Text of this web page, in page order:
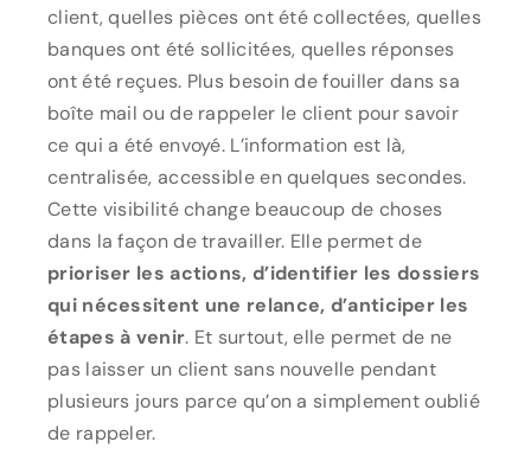
client, quelles pièces ont été collectées, quelles
banques ont été sollicitées, quelles réponses
ont été reçues. Plus besoin de fouiller dans sa
boîte mail ou de rappeler le client pour savoir
ce qui a été envoyé. L’information est là,
centralisée, accessible en quelques secondes.
Cette visibilité change beaucoup de choses
dans la façon de travailler. Elle permet de
prioriser les actions, d’identifier les dossiers
qui nécessitent une relance, d’anticiper les
étapes à venir. Et surtout, elle permet de ne
pas laisser un client sans nouvelle pendant
plusieurs jours parce qu’on a simplement oublié
de rappeler.